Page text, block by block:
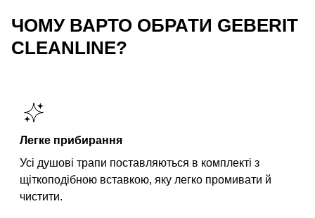
ЧОМУ ВАРТО ОБРАТИ GEBERIT
CLEANLINE?
Легке прибирання
Усі душові трапи поставляються в комплекті з
щіткоподібною вставкою, яку легко промивати й
чистити.